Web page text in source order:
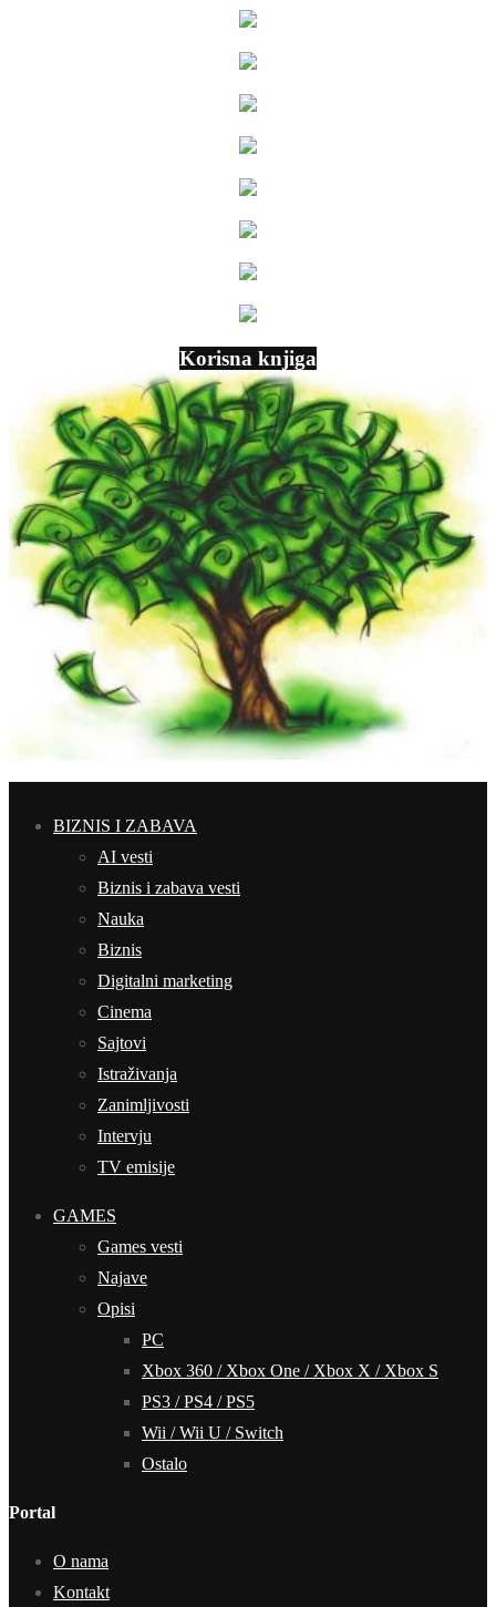
Korisna knjiga
BIZNIS I ZABAVA
AI vesti
Biznis i zabava vesti
Nauka
Biznis
Digitalni marketing
Cinema
Sajtovi
Istraživanja
Zanimljivosti
Intervju
TV emisije
GAMES
Games vesti
Najave
Opisi
PC
Xbox 360 / Xbox One / Xbox X / Xbox S
PS3 / PS4 / PS5
Wii / Wii U / Switch
Ostalo
Portal
O nama
Kontakt